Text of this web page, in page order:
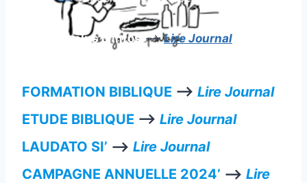
Pour plus d’infos —>Lire Journal
FORMATION BIBLIQUE —> Lire Journal
ETUDE BIBLIQUE —> Lire Journal
LAUDATO SI’ —> Lire Journal
CAMPAGNE ANNUELLE 2024’ —> Lire